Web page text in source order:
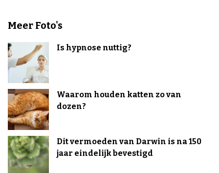
Meer Foto's
Is hypnose nuttig?
Waarom houden katten zo van
dozen?
Dit vermoeden van Darwin is na 150
jaar eindelijk bevestigd